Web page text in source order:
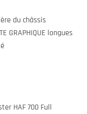
du châssis
GRAPHIQUE longues
HAF 700 Full